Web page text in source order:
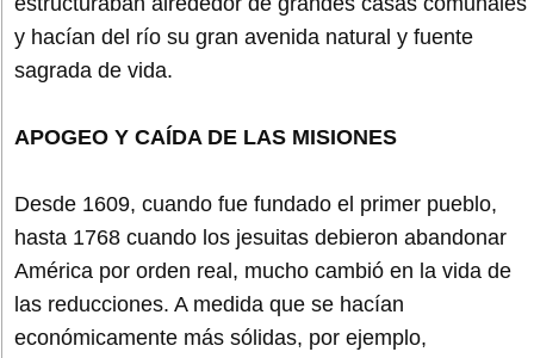
y hacían del río su gran avenida natural y fuente
sagrada de vida.
APOGEO Y CAÍDA DE LAS MISIONES
Desde 1609, cuando fue fundado el primer pueblo,
hasta 1768 cuando los jesuitas debieron abandonar
América por orden real, mucho cambió en la vida de
las reducciones. A medida que se hacían
económicamente más sólidas, por ejemplo,